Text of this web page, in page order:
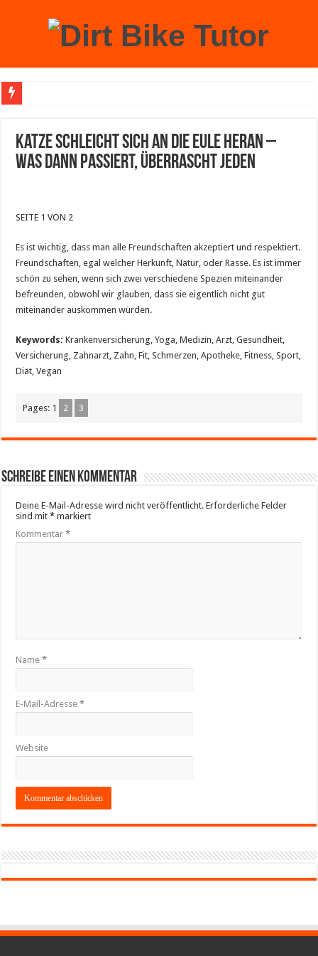
Katze schleicht sich an die Eule heran –
was dann passiert, überrascht jeden
SEITE 1 VON 2
Es ist wichtig, dass man alle Freundschaften akzeptiert und respektiert.
Freundschaften, egal welcher Herkunft, Natur, oder Rasse. Es ist immer
schön zu sehen, wenn sich zwei verschiedene Spezien miteinander
befreunden, obwohl wir glauben, dass sie eigentlich nicht gut
miteinander auskommen würden.
Keywords: Krankenversicherung, Yoga, Medizin, Arzt, Gesundheit,
Versicherung, Zahnarzt, Zahn, Fit, Schmerzen, Apotheke, Fitness, Sport,
Diät, Vegan
Pages: 1 2 3
Schreibe einen Kommentar
Deine E-Mail-Adresse wird nicht veröffentlicht. Erforderliche Felder
sind mit* markiert
Kommentar*
Name*
E-Mail-Adresse*
Website